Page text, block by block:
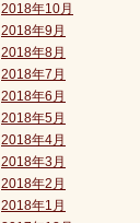
2018年10月
2018年9月
2018年8月
2018年7月
2018年6月
2018年5月
2018年4月
2018年3月
2018年2月
2018年1月